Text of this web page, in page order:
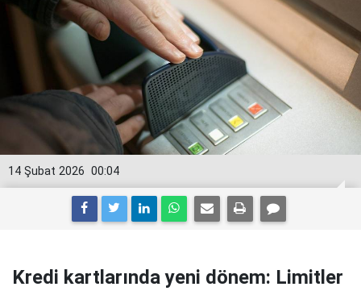
00:04
14 Şubat 2026
Kredi kartlarında yeni dönem: Limitler